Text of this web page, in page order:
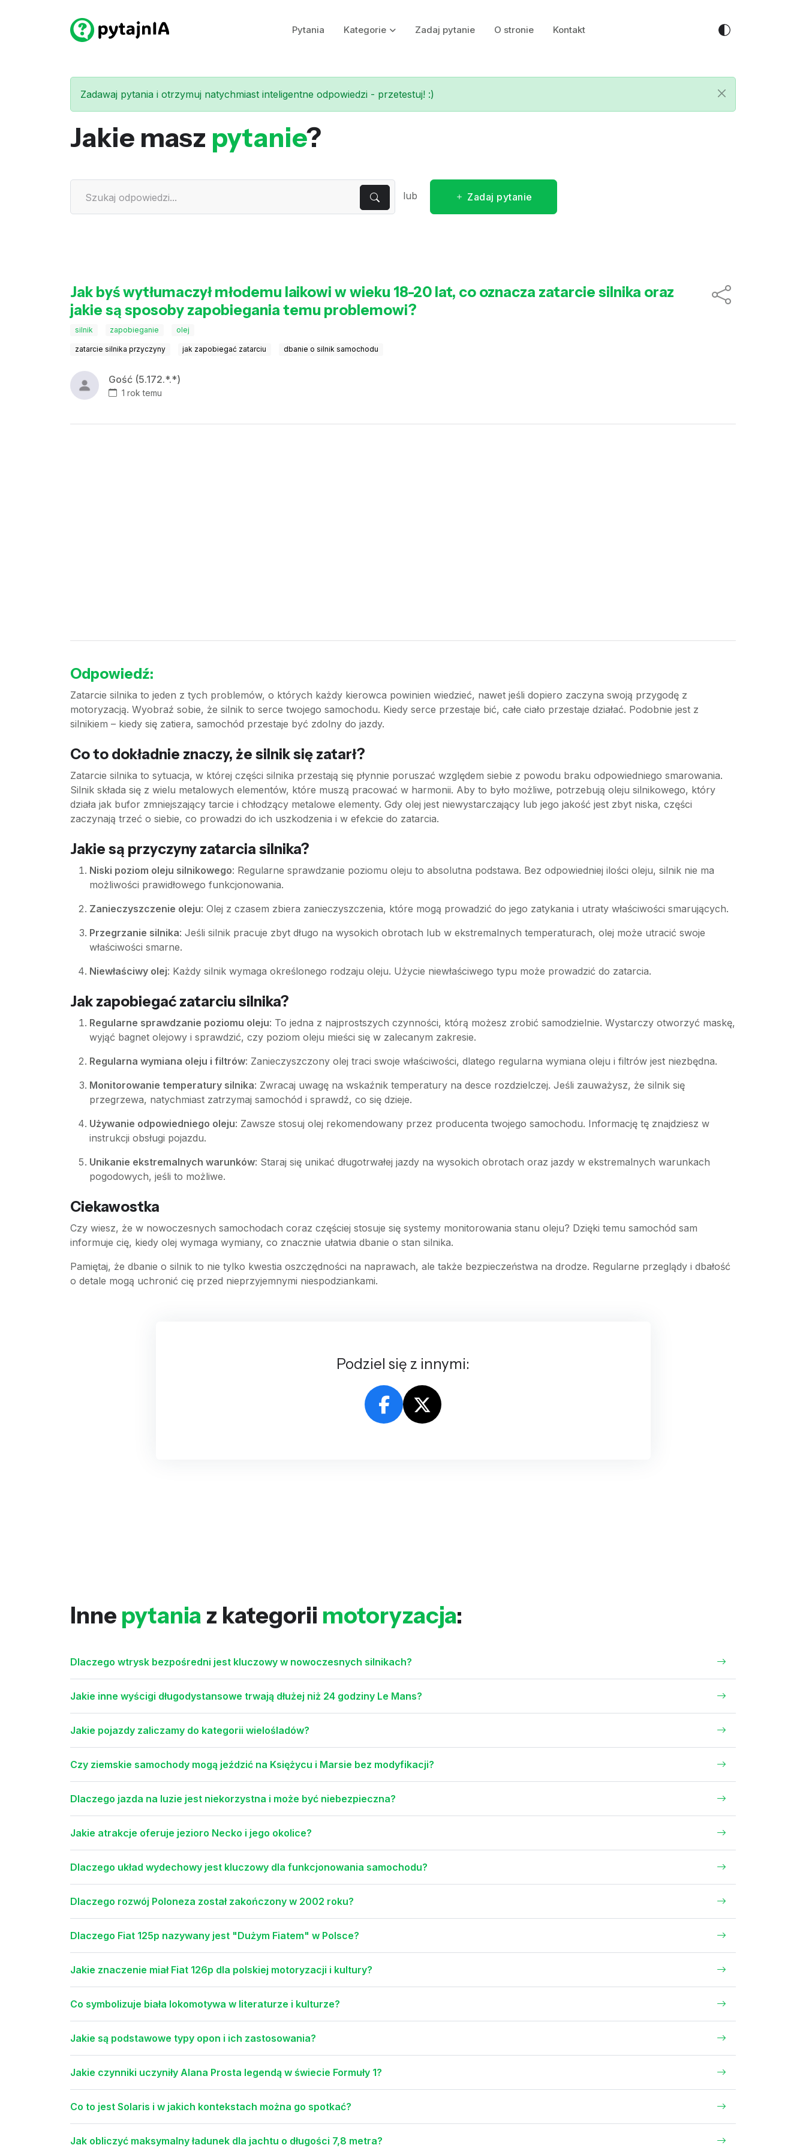
Pytania Kategorie Zadaj pytanie O stronie Kontakt
Zadawaj pytania i otrzymuj natychmiast inteligentne odpowiedzi - przetestuj! :)
Jakie masz pytanie?
lub Zadaj pytanie
Jak byś wytłumaczył młodemu laikowi w wieku 18-20 lat, co oznacza zatarcie silnika oraz
jakie są sposoby zapobiegania temu problemowi?
silnik zapobieganie olej
zatarcie silnika przyczyny jak zapobiegać zatarciu dbanie o silnik samochodu
Gość (5.172.*.*)
1 rok temu
Odpowiedź:
Zatarcie silnika to jeden z tych problemów, o których każdy kierowca powinien wiedzieć, nawet jeśli dopiero zaczyna swoją przygodę z
motoryzacją. Wyobraź sobie, że silnik to serce twojego samochodu. Kiedy serce przestaje bić, całe ciało przestaje działać. Podobnie jest z
silnikiem – kiedy się zatiera, samochód przestaje być zdolny do jazdy.
Co to dokładnie znaczy, że silnik się zatarł?
Zatarcie silnika to sytuacja, w której części silnika przestają się płynnie poruszać względem siebie z powodu braku odpowiedniego smarowania.
Silnik składa się z wielu metalowych elementów, które muszą pracować w harmonii. Aby to było możliwe, potrzebują oleju silnikowego, który
działa jak bufor zmniejszający tarcie i chłodzący metalowe elementy. Gdy olej jest niewystarczający lub jego jakość jest zbyt niska, części
zaczynają trzeć o siebie, co prowadzi do ich uszkodzenia i w efekcie do zatarcia.
Jakie są przyczyny zatarcia silnika?
Niski poziom oleju silnikowego: Regularne sprawdzanie poziomu oleju to absolutna podstawa. Bez odpowiedniej ilości oleju, silnik nie ma
możliwości prawidłowego funkcjonowania.
Zanieczyszczenie oleju: Olej z czasem zbiera zanieczyszczenia, które mogą prowadzić do jego zatykania i utraty właściwości smarujących.
Przegrzanie silnika: Jeśli silnik pracuje zbyt długo na wysokich obrotach lub w ekstremalnych temperaturach, olej może utracić swoje
właściwości smarne.
Niewłaściwy olej: Każdy silnik wymaga określonego rodzaju oleju. Użycie niewłaściwego typu może prowadzić do zatarcia.
Jak zapobiegać zatarciu silnika?
Regularne sprawdzanie poziomu oleju: To jedna z najprostszych czynności, którą możesz zrobić samodzielnie. Wystarczy otworzyć maskę,
wyjąć bagnet olejowy i sprawdzić, czy poziom oleju mieści się w zalecanym zakresie.
Regularna wymiana oleju i filtrów: Zanieczyszczony olej traci swoje właściwości, dlatego regularna wymiana oleju i filtrów jest niezbędna.
Monitorowanie temperatury silnika: Zwracaj uwagę na wskaźnik temperatury na desce rozdzielczej. Jeśli zauważysz, że silnik się
przegrzewa, natychmiast zatrzymaj samochód i sprawdź, co się dzieje.
Używanie odpowiedniego oleju: Zawsze stosuj olej rekomendowany przez producenta twojego samochodu. Informację tę znajdziesz w
instrukcji obsługi pojazdu.
Unikanie ekstremalnych warunków: Staraj się unikać długotrwałej jazdy na wysokich obrotach oraz jazdy w ekstremalnych warunkach
pogodowych, jeśli to możliwe.
Ciekawostka
Czy wiesz, że w nowoczesnych samochodach coraz częściej stosuje się systemy monitorowania stanu oleju? Dzięki temu samochód sam
informuje cię, kiedy olej wymaga wymiany, co znacznie ułatwia dbanie o stan silnika.
Pamiętaj, że dbanie o silnik to nie tylko kwestia oszczędności na naprawach, ale także bezpieczeństwa na drodze. Regularne przeglądy i dbałość
o detale mogą uchronić cię przed nieprzyjemnymi niespodziankami.
Podziel się z innymi:
Inne pytania z kategorii motoryzacja:
Dlaczego wtrysk bezpośredni jest kluczowy w nowoczesnych silnikach?
Jakie inne wyścigi długodystansowe trwają dłużej niż 24 godziny Le Mans?
Jakie pojazdy zaliczamy do kategorii wielośladów?
Czy ziemskie samochody mogą jeździć na Księżycu i Marsie bez modyfikacji?
Dlaczego jazda na luzie jest niekorzystna i może być niebezpieczna?
Jakie atrakcje oferuje jezioro Necko i jego okolice?
Dlaczego układ wydechowy jest kluczowy dla funkcjonowania samochodu?
Dlaczego rozwój Poloneza został zakończony w 2002 roku?
Dlaczego Fiat 125p nazywany jest "Dużym Fiatem" w Polsce?
Jakie znaczenie miał Fiat 126p dla polskiej motoryzacji i kultury?
Co symbolizuje biała lokomotywa w literaturze i kulturze?
Jakie są podstawowe typy opon i ich zastosowania?
Jakie czynniki uczyniły Alana Prosta legendą w świecie Formuły 1?
Co to jest Solaris i w jakich kontekstach można go spotkać?
Jak obliczyć maksymalny ładunek dla jachtu o długości 7,8 metra?